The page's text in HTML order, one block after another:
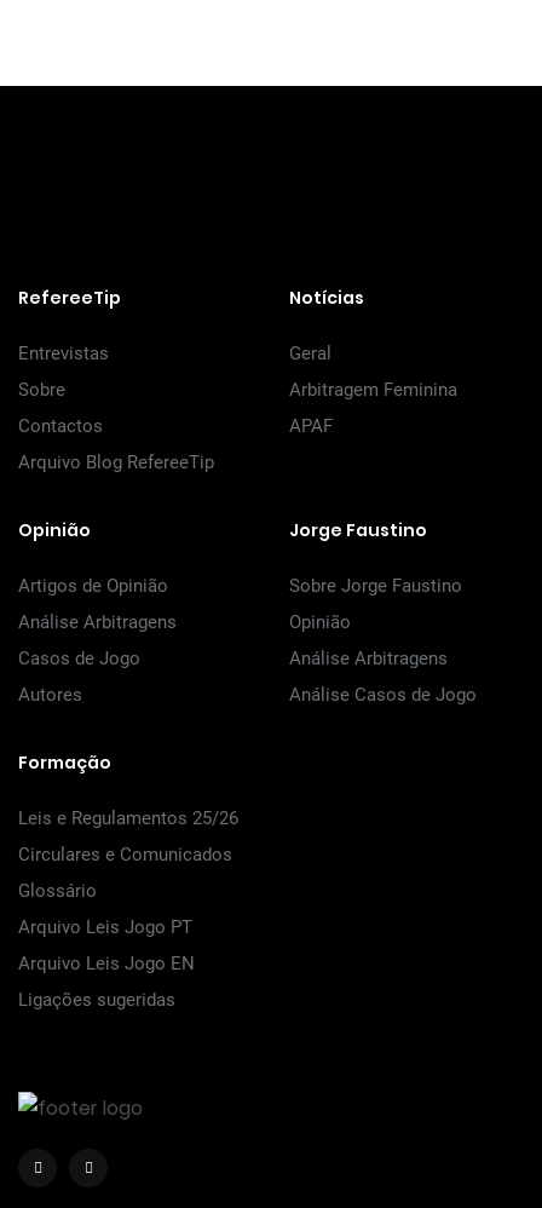
RefereeTip
Entrevistas
Sobre
Contactos
Arquivo Blog RefereeTip
Notícias
Geral
Arbitragem Feminina
APAF
Opinião
Artigos de Opinião
Análise Arbitragens
Casos de Jogo
Autores
Jorge Faustino
Sobre Jorge Faustino
Opinião
Análise Arbitragens
Análise Casos de Jogo
Formação
Leis e Regulamentos 25/26
Circulares e Comunicados
Glossário
Arquivo Leis Jogo PT
Arquivo Leis Jogo EN
Ligações sugeridas